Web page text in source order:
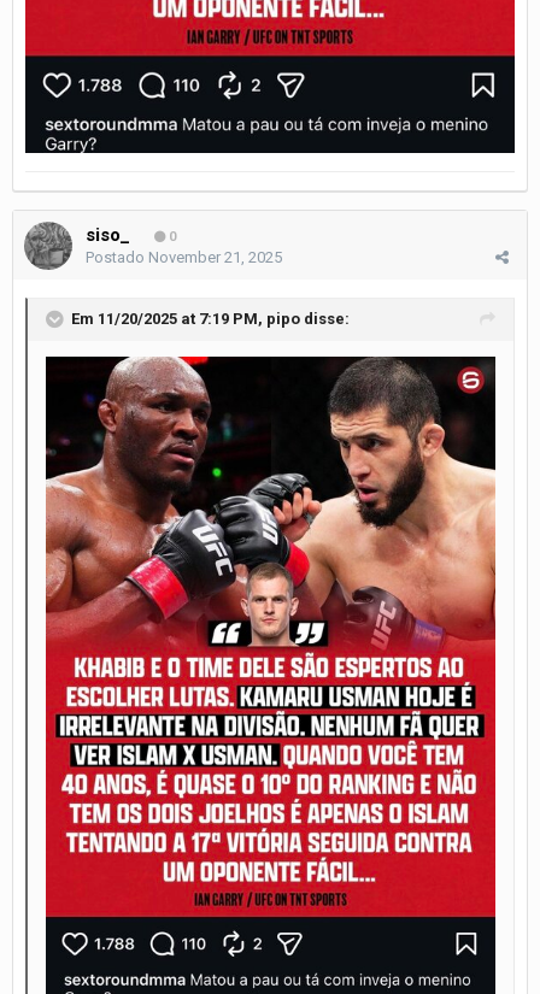
siso_ 0
Postado November 21, 2025
Em 11/20/2025 at 7:19 PM, pipo disse: